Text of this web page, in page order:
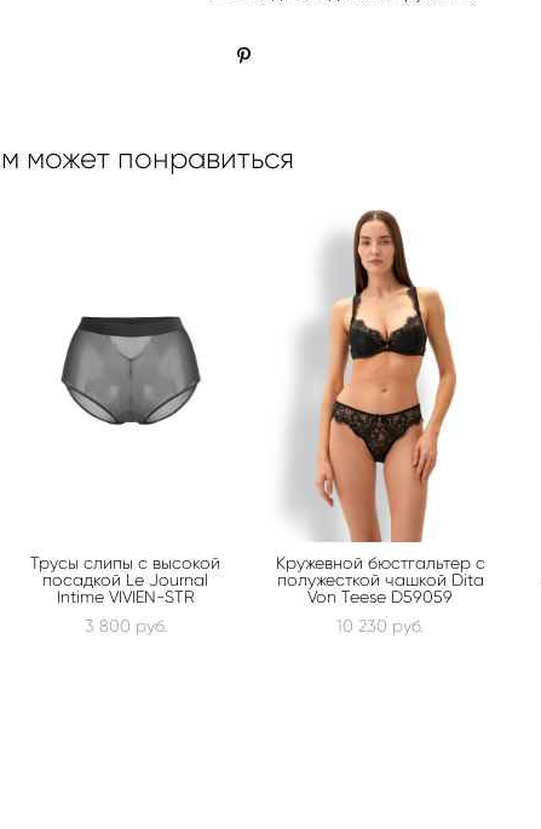
может понравиться
Трусы слипы с высокой
посадкой Le Journal
Intime VIVIEN-STR
3 800 pуб.
Кружевной бюстгальтер с
полужесткой чашкой Dita
Von Teese D59059
10 230 pуб.